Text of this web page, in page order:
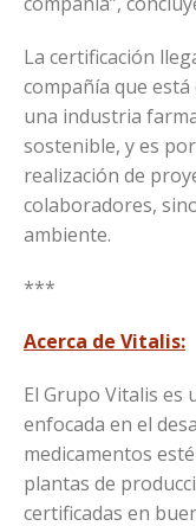
La certificación
compañía que
una industria
sostenible, y es
realización de
colaboradores,
ambiente.
***
Acerca de Vitalis:
El Grupo Vitalis es
enfocada en el
medicamentos
plantas de
certificadas en